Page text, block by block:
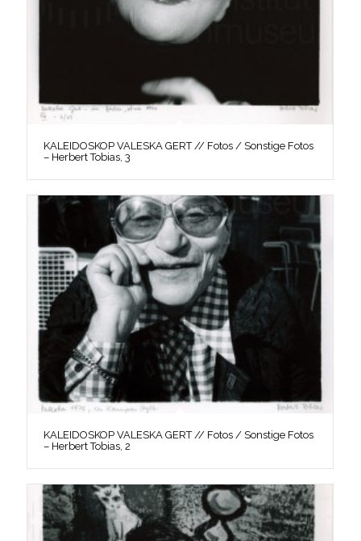
KALEIDOSKOP VALESKA GERT // Fotos / Sonstige Fotos
– Herbert Tobias, 3
KALEIDOSKOP VALESKA GERT // Fotos / Sonstige Fotos
– Herbert Tobias, 2